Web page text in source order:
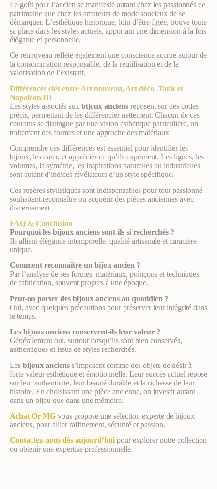
Le goût pour l’ancien se manifeste autant chez les passionnés de
patrimoine que chez les amateurs de mode soucieux de se
démarquer. L’esthétique historique, loin d’être figée, trouve toute
sa place dans les styles actuels, apportant une dimension à la fois
élégante et personnelle.
Ce renouveau reflète également une conscience accrue autour de
la consommation responsable, de la réutilisation et de la
valorisation de l’existant.
Différences clés entre Art nouveau, Art déco, Tank et
Napoléon III
Les styles associés aux bijoux anciens reposent sur des codes
précis, permettant de les différencier nettement. Chacun de ces
courants se distingue par une vision esthétique particulière, un
traitement des formes et une approche des matériaux.
Comprendre ces différences est essentiel pour identifier les
bijoux, les dater, et apprécier ce qu’ils expriment. Les lignes, les
volumes, la symétrie, les inspirations naturelles ou industrielles
sont autant d’indices révélateurs d’un style spécifique.
Ces repères stylistiques sont indispensables pour tout passionné
souhaitant reconnaître ou acquérir des pièces anciennes avec
discernement.
FAQ & Conclusion
Pourquoi les bijoux anciens sont-ils si recherchés ?
Ils allient élégance intemporelle, qualité artisanale et caractère
unique.
Comment reconnaître un bijou ancien ?
Par l’analyse de ses formes, matériaux, poinçons et techniques
de fabrication, souvent propres à une époque.
Peut-on porter des bijoux anciens au quotidien ?
Oui, avec quelques précautions pour préserver leur intégrité dans
le temps.
Les bijoux anciens conservent-ils leur valeur ?
Généralement oui, surtout lorsqu’ils sont bien conservés,
authentiques et issus de styles recherchés.
Les bijoux anciens s’imposent comme des objets de désir à
forte valeur esthétique et émotionnelle. Leur succès actuel repose
sur leur authenticité, leur beauté durable et la richesse de leur
histoire. En choisissant une pièce ancienne, on investit autant
dans un bijou que dans une mémoire.
Achat Or MG vous propose une sélection experte de bijoux
anciens, pour allier raffinement, sécurité et passion.
Contactez-nous dès aujourd’hui pour explorer notre collection
ou obtenir une expertise professionnelle.